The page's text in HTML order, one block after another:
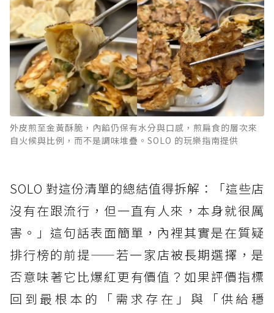
外皮煎至金黃酥脆，內餡仍保有水分與口感，煎扁食的層次來
自火候與比例，而不是調味堆疊。SOLO 的玩樂指南提供
SOLO 對這份清單的總結值得拆解：「這些店
沒有在跟流行，但一直有人來，本身就很厲
害。」這句話表面簡單，內裡其實是在質疑
排行榜的前提——若一家店被長期選擇，是
否意味著它比爆紅更有價值？如果評價指標
回到最根本的「需求存在」與「供給穩